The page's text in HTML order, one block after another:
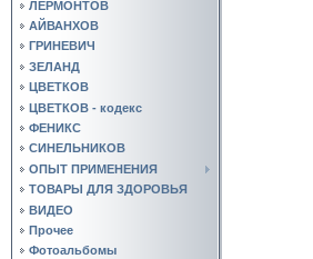
ЛЕРМОНТОВ
АЙВАНХОВ
ГРИНЕВИЧ
ЗЕЛАНД
ЦВЕТКОВ
ЦВЕТКОВ - кодекс
ФЕНИКС
СИНЕЛЬНИКОВ
ОПЫТ ПРИМЕНЕНИЯ
ТОВАРЫ ДЛЯ ЗДОРОВЬЯ
ВИДЕО
Прочее
Фотоальбомы